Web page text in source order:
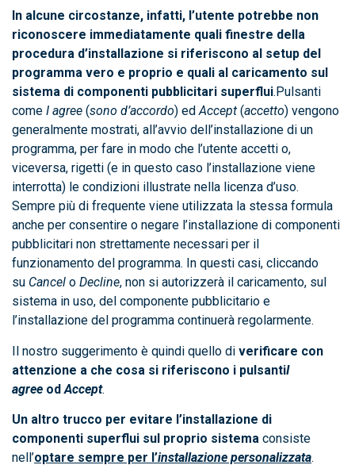
In alcune circostanze, infatti, l’utente potrebbe non
riconoscere immediatamente quali finestre della
procedura d’installazione si riferiscono al setup del
programma vero e proprio e quali al caricamento sul
sistema di componenti pubblicitari superflui.Pulsanti
come I agree (sono d’accordo) edAccept (accetto) vengono
generalmente mostrati, all’avvio dell’installazione di un
programma, per fare in modo che l’utente accetti o,
viceversa, rigetti (e in questo caso l’installazione viene
interrotta) le condizioni illustrate nella licenza d’uso.
Sempre più di frequente viene utilizzata la stessa formula
anche per consentire o negare l’installazione di componenti
pubblicitari non strettamente necessari per il
funzionamento del programma. In questi casi, cliccando
su Cancel o Decline, non si autorizzerà il caricamento, sul
sistema in uso, del componente pubblicitario e
l’installazione del programma continuerà regolarmente.
Il nostro suggerimento è quindi quello di verificare con
attenzione a che cosa si riferiscono i pulsantiI
agree odAccept.
Un altro trucco per evitare l’installazione di
componenti superflui sul proprio sistema consiste
nell’optare sempre per l’installazione personalizzata.